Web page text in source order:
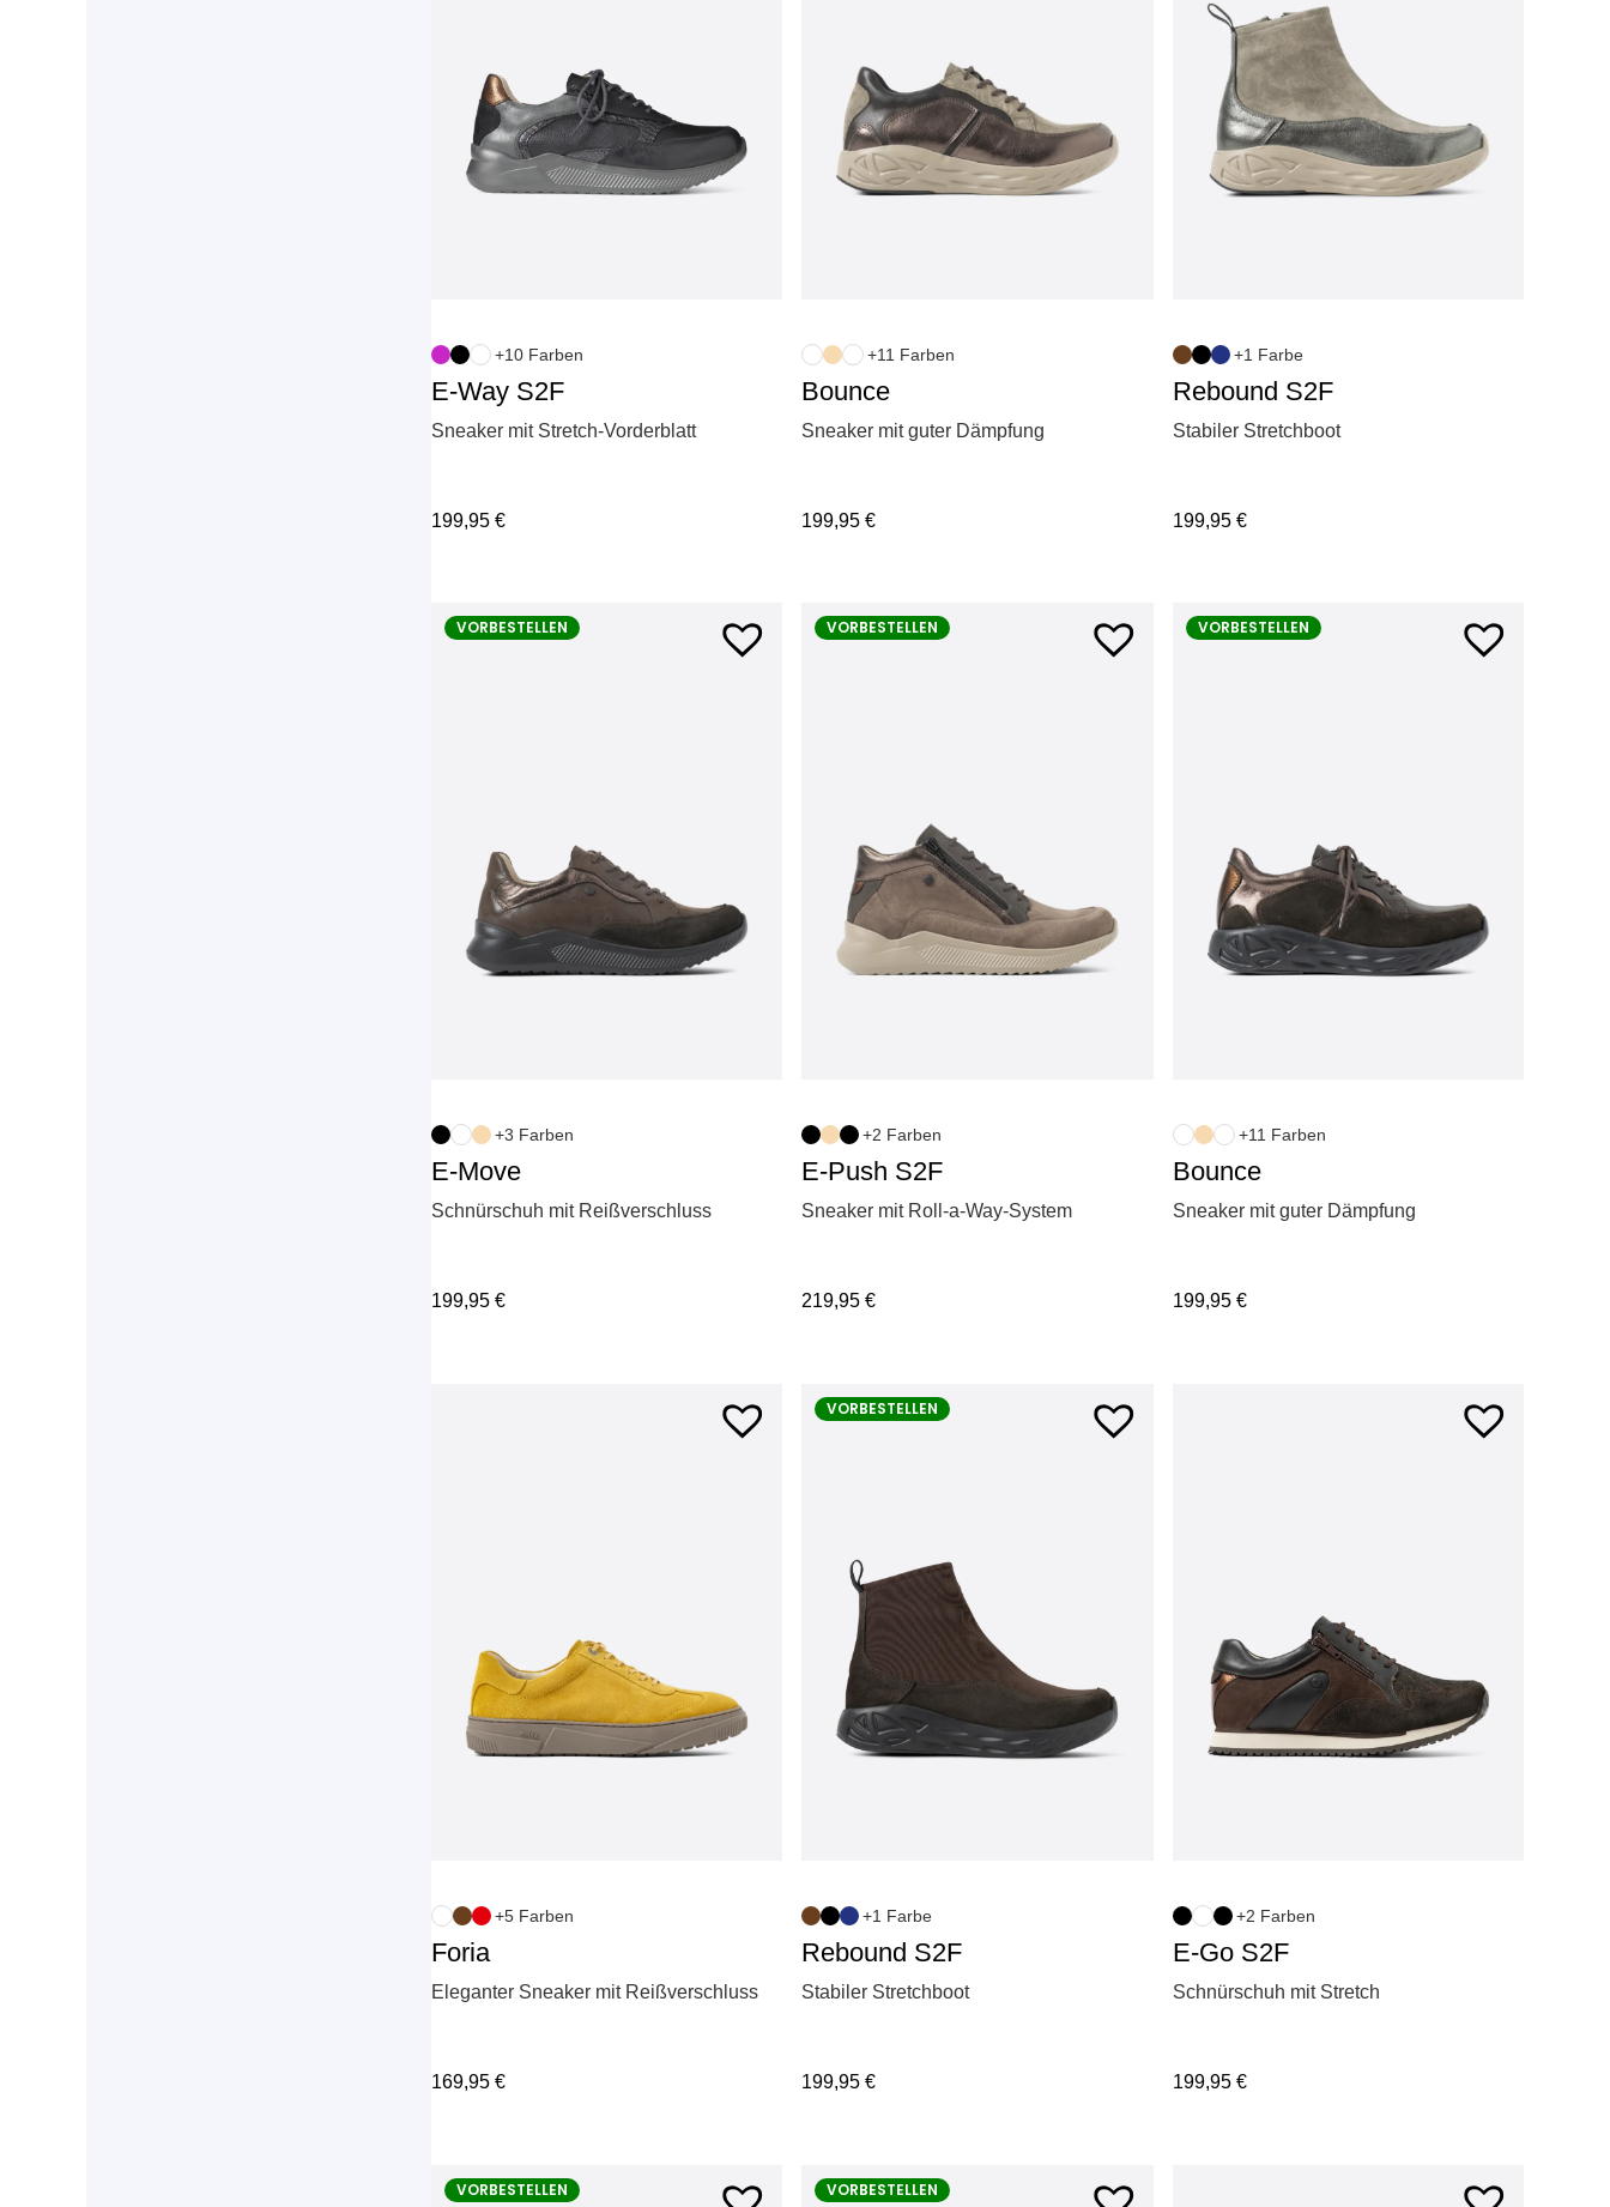
+10 Farben
E-Way S2F
Sneaker mit Stretch-Vorderblatt
199,95 €
+11 Farben
Bounce
Sneaker mit guter Dämpfung
199,95€
+1 Farbe
Rebound S2F
Stabiler Stretchboot
199,95 €
VORBESTELLEN
+3 Farben
E-Move
Schnürschuh mit Reißverschluss
199,95 €
VORBESTELLEN
+2 Farben
E-Push S2F
Sneaker mit Roll-a-Way-System
219,95€
VORBESTELLEN
+11 Farben
Bounce
Sneaker mit guter Dämpfung
199,95 €
+5 Farben
Foria
Eleganter Sneaker mit Reißverschluss
169,95 €
VORBESTELLEN
+1 Farbe
Rebound S2F
Stabiler Stretchboot
199,95€
+2 Farben
E-Go S2F
Schnürschuh mit Stretch
199,95 €
VORBESTELLEN VORBESTELLEN